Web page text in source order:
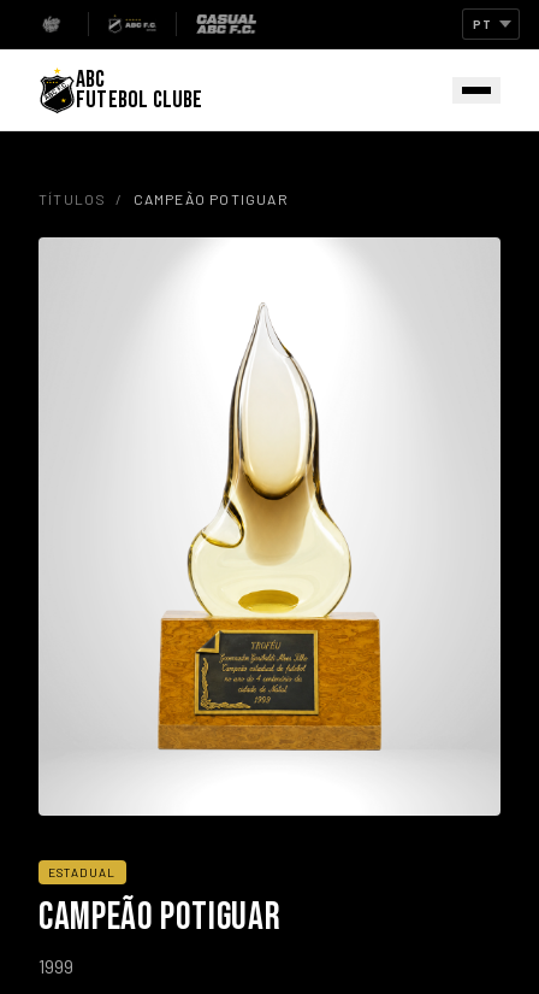
ABC
FUTEBOL CLUBE
TÍTULOS / CAMPEÃO POTIGUAR
ESTADUAL
CAMPEÃO POTIGUAR
1999